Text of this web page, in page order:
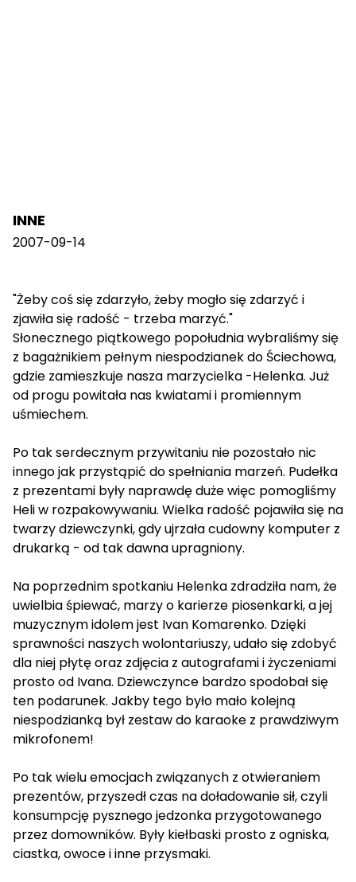
INNE
2007-09-14
"Żeby coś się zdarzyło, żeby mogło się zdarzyć i
zjawiła się radość - trzeba marzyć."
Słonecznego piątkowego popołudnia wybraliśmy się
z bagażnikiem pełnym niespodzianek do Ściechowa,
gdzie zamieszkuje nasza marzycielka -Helenka. Już
od progu powitała nas kwiatami i promiennym
uśmiechem.
Po tak serdecznym przywitaniu nie pozostało nic
innego jak przystąpić do spełniania marzeń. Pudełka
z prezentami były naprawdę duże więc pomogliśmy
Heli w rozpakowywaniu. Wielka radość pojawiła się na
twarzy dziewczynki, gdy ujrzała cudowny komputer z
drukarką - od tak dawna upragniony.
Na poprzednim spotkaniu Helenka zdradziła nam, że
uwielbia śpiewać, marzy o karierze piosenkarki, a jej
muzycznym idolem jest Ivan Komarenko. Dzięki
sprawności naszych wolontariuszy, udało się zdobyć
dla niej płytę oraz zdjęcia z autografami i życzeniami
prosto od Ivana. Dziewczynce bardzo spodobał się
ten podarunek. Jakby tego było mało kolejną
niespodzianką był zestaw do karaoke z prawdziwym
mikrofonem!
Po tak wielu emocjach związanych z otwieraniem
prezentów, przyszedł czas na doładowanie sił, czyli
konsumpcję pysznego jedzonka przygotowanego
przez domowników. Były kiełbaski prosto z ogniska,
ciastka, owoce i inne przysmaki.